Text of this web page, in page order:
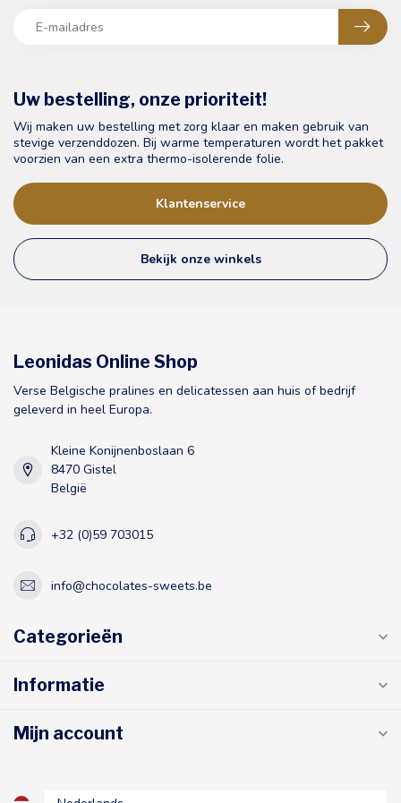
Uw bestelling, onze prioriteit!
Wij maken uw bestelling met zorg klaar en maken gebruik van
stevige verzenddozen. Bij warme temperaturen wordt het pakket
voorzien van een extra thermo-isolerende folie.
Klantenservice
Bekijk onze winkels
Leonidas Online Shop
Verse Belgische pralines en delicatessen aan huis of bedrijf
geleverd in heel Europa.
Kleine Konijnenboslaan 6
8470 Gistel
België
+32 (0)59 703015
info@chocolates-sweets.be
Categorieën
Informatie
Mijn account